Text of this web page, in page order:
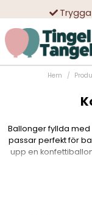
Hem
Ballonger fyllda
passar perfekt för
upp en
flesta av våra